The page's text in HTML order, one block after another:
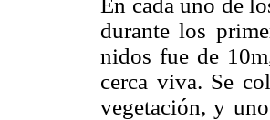
En cada uno de
durante los
nidos fue de
cerca viva. Se
vegetación, y